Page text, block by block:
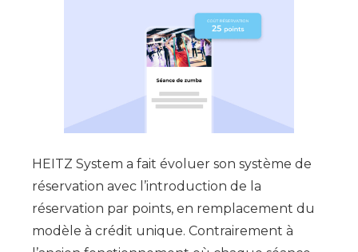
HEITZ System a fait évoluer son système de
réservation avec l’introduction de la
réservation par points, en remplacement du
modèle à crédit unique. Contrairement à